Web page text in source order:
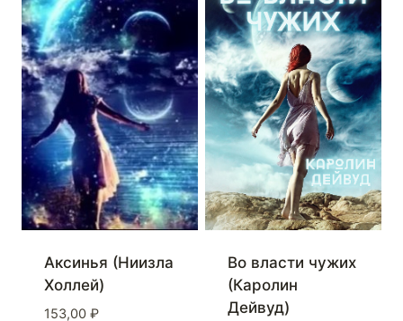
Аксинья (Ниизла
Холлей)
153,00 ₽
Во власти чужих
(Каролин
Дейвуд)